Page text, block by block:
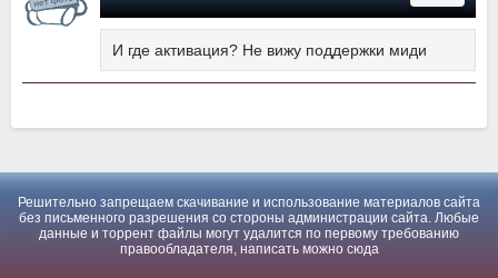
И где активация? Не вижу поддержки миди
Решительно запрещаем скачивание и использование материалов сайта
без письменного разрешения со стороны администрации сайта. Любые
данные и торрент файлы могут удалится по первому требованию
правообладателя, написать можно сюда